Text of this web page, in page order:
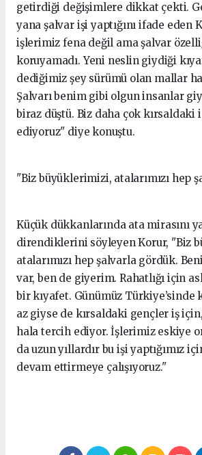
getirdiği değişimlere dikkat çekti.
yana şalvar işi yaptığını ifade eden
işlerimiz fena değil ama şalvar
koruyamadı. Yeni neslin giydiği
dediğimiz şey sürümü olan mallar
Şalvarı benim gibi olgun insanlar
biraz düştü. Biz daha çok kırsaldaki
ediyoruz" diye konuştu.
"Biz büyüklerimizi, atalarımızı hep
Küçük dükkanlarında ata mirasını
direndiklerini söyleyen Korur, "Biz
atalarımızı hep şalvarla gördük.
var, ben de giyerim. Rahatlığı için
bir kıyafet. Günümüz
az giyse de kırsaldaki gençler iş
hala tercih ediyor. İşlerimiz eskiye
da uzun yıllardır bu işi yaptığımız
devam ettirmeye çalışıyoruz."